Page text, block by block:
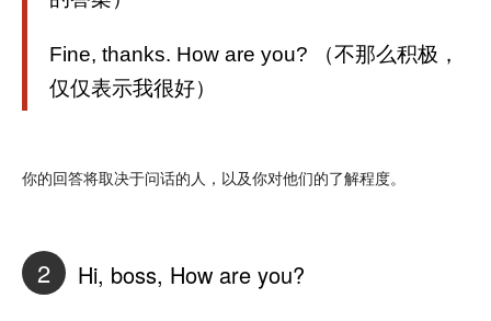
Fine, thanks. How are you? （不那么积极，
仅仅表示我很好）
你的回答将取决于问话的人，以及你对他们的了解程度。
2 Hi, boss, How are you?